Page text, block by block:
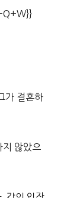
가 결혼하
지 않았으